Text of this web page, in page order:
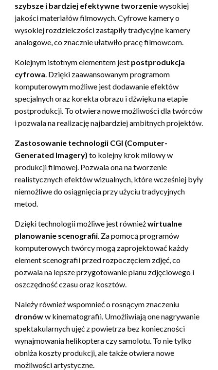
szybsze i bardziej efektywne tworzeniewysokiej
jakości materiałów filmowych. Cyfrowe kamery o
wysokiej rozdzielczości zastąpiły tradycyjne kamery
analogowe, co znacznie ułatwiło pracę filmowcom.
Kolejnym istotnym elementem jest postprodukcja
cyfrowa. Dzięki zaawansowanym programom
komputerowym możliwe jest dodawanie efektów
specjalnych oraz korekta obrazu i dźwięku na etapie
postprodukcji. To otwiera nowe możliwości dla twórców
i pozwala na realizację najbardziej ambitnych projektów.
Zastosowanie technologii CGI (Computer-
Generated Imagery) to kolejny krok milowy w
produkcji filmowej. Pozwala ona na tworzenie
realistycznych efektów wizualnych, które wcześniej były
niemożliwe do osiągnięcia przy użyciu tradycyjnych
metod.
Dzięki technologii możliwe jest równieżwirtualne
planowanie scenografii. Za pomocą programów
komputerowych twórcy mogą zaprojektować każdy
element scenografii przed rozpoczęciem zdjęć, co
pozwala na lepsze przygotowanie planu zdjęciowego i
oszczędność czasu oraz kosztów.
Należy również wspomnieć o rosnącym znaczeniu
dronóww kinematografii. Umożliwiają one nagrywanie
spektakularnych ujęć z powietrza bez konieczności
wynajmowania helikoptera czy samolotu. To nie tylko
obniża koszty produkcji, ale także otwiera nowe
możliwości artystyczne.